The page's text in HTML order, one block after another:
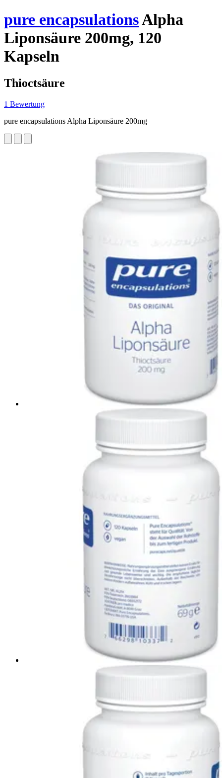
pure encapsulationsAlpha
Liponsäure 200mg, 120
Kapseln
Thioctsäure
1 Bewertung
pure encapsulations Alpha Liponsäure 200mg